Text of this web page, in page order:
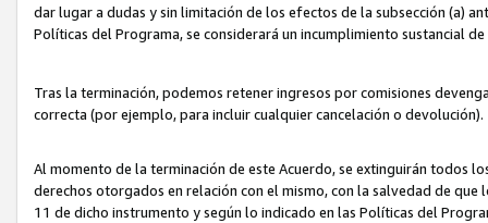
dar lugar a dudas y sin limitación de los efectos de la subsección (a)
Políticas del Programa, se considerará un incumplimiento sustancial
Tras la terminación, podemos retener ingresos por comisiones
correcta (por ejemplo, para incluir cualquier cancelación o devolución).
Al momento de la terminación de este Acuerdo, se extinguirán todos
derechos otorgados en relación con el mismo, con la salvedad de
11 de dicho instrumento y según lo indicado en las Políticas del